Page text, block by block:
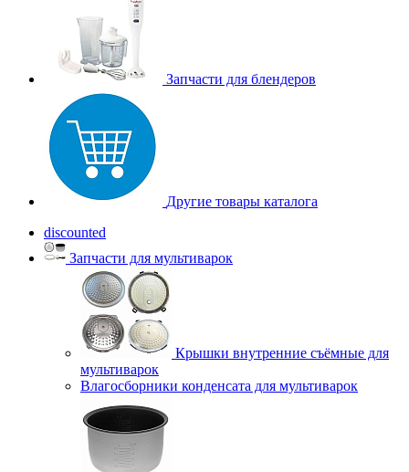
Запчасти для блендеров
Другие товары каталога
discounted
Запчасти для мультиварок
Крышки внутренние съёмные для
мультиварок
Влагосборники конденсата для мультиварок